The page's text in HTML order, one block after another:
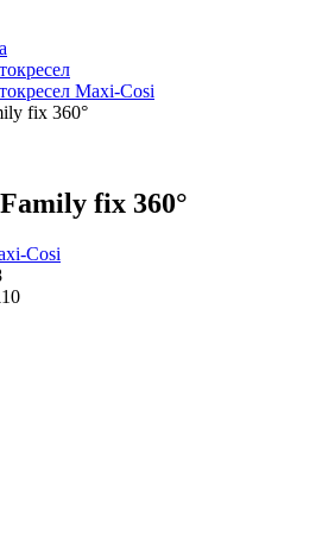
Maxi-Cosi
fix 360°
fix 360°
Cosi